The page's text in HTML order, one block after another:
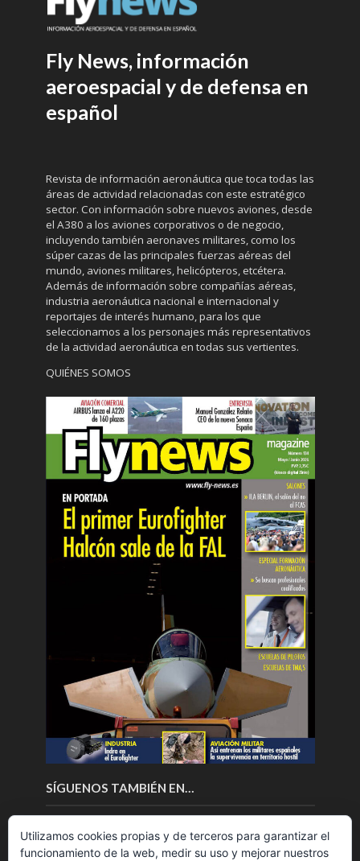
Fly News, información
aeroespacial y de defensa en
español
Revista de información aeronáutica que toca todas las
áreas de actividad relacionadas con este estratégico
sector. Con información sobre nuevos aviones, desde
el A380 a los aviones corporativos o de negocio,
incluyendo también aeronaves militares, como los
súper cazas de las principales fuerzas aéreas del
mundo, aviones militares, helicópteros, etcétera.
Además de información sobre compañías aéreas,
industria aeronáutica nacional e internacional y
reportajes de interés humano, para los que
seleccionamos a los personajes más representativos
de la actividad aeronáutica en todas sus vertientes.
QUIÉNES SOMOS
SÍGUENOS TAMBIÉN EN…
Utilizamos cookies propias y de terceros para garantizar el
funcionamiento de la web, medir su uso y mejorar nuestros